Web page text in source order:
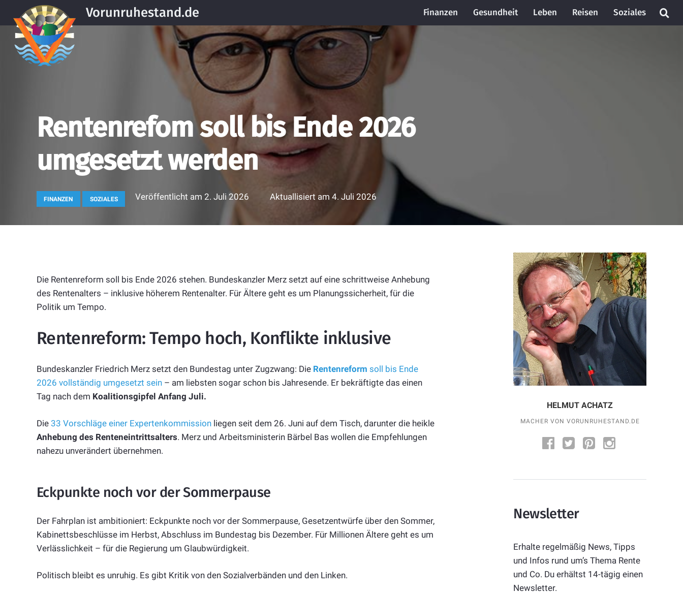
Vorunruhestand.de Finanzen Gesundheit Leben Reisen Soziales
Rentenrefom soll bis Ende 2026
umgesetzt werden
FINANZEN SOZIALES Veröffentlicht am 2. Juli 2026 Aktuallisiert am 4. Juli 2026
Die Rentenreform soll bis Ende 2026 stehen. Bundeskanzler Merz setzt auf eine schrittweise Anhebung
des Rentenalters – inklusive höherem Rentenalter. Für Ältere geht es um Planungssicherheit, für die
Politik um Tempo.
Rentenreform: Tempo hoch, Konflikte inklusive
Bundeskanzler Friedrich Merz setzt den Bundestag unter Zugzwang: Die Rentenreform soll bis Ende
2026 vollständig umgesetzt sein – am liebsten sogar schon bis Jahresende. Er bekräftigte das einen
Tag nach dem Koalitionsgipfel Anfang Juli.
Die 33 Vorschläge einer Expertenkommission liegen seit dem 26. Juni auf dem Tisch, darunter die heikle
Anhebung des Renteneintrittsalters. Merz und Arbeitsministerin Bärbel Bas wollen die Empfehlungen
nahezu unverändert übernehmen.
Eckpunkte noch vor der Sommerpause
Der Fahrplan ist ambitioniert: Eckpunkte noch vor der Sommerpause, Gesetzentwürfe über den Sommer,
Kabinettsbeschlüsse im Herbst, Abschluss im Bundestag bis Dezember. Für Millionen Ältere geht es um
Verlässlichkeit – für die Regierung um Glaubwürdigkeit.
Politisch bleibt es unruhig. Es gibt Kritik von den Sozialverbänden und den Linken.
HELMUT ACHATZ
MACHER VON VORUNRUHESTAND.DE
Newsletter
Erhalte regelmäßig News, Tipps
und Infos rund um’s Thema Rente
und Co. Du erhältst 14-tägig einen
Newsletter.